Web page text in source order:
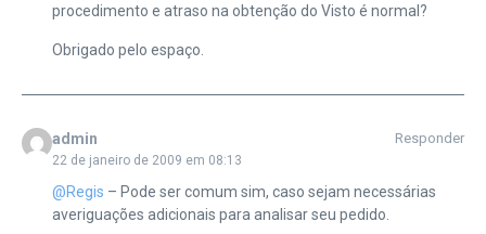
procedimento e atraso na obtenção do Visto é normal?
Obrigado pelo espaço.
admin
22 de janeiro de 2009 em 08:13
Responder
@Regis – Pode ser comum sim, caso sejam necessárias
averiguações adicionais para analisar seu pedido.